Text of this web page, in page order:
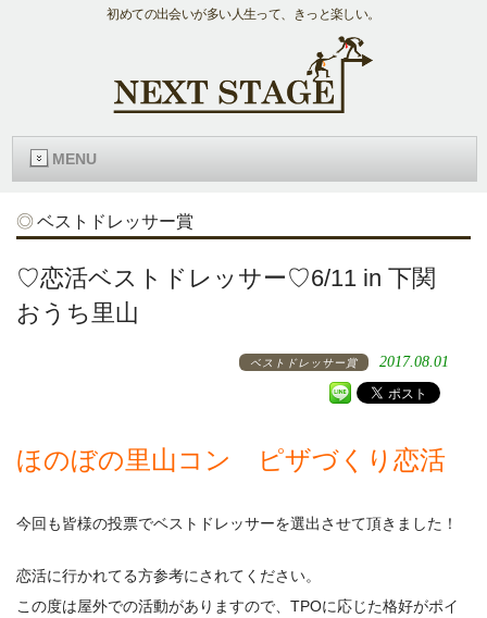
初めての出会いが多い人生って、きっと楽しい。
MENU
ベストドレッサー賞
♡恋活ベストドレッサー♡6/11 in 下関
おうち里山
ベストドレッサー賞 2017.08.01
ほのぼの里山コン ピザづくり恋活
今回も皆様の投票でベストドレッサーを選出させて頂きました！
恋活に行かれてる方参考にされてください。
この度は屋外での活動がありますので、TPOに応じた格好がポイ